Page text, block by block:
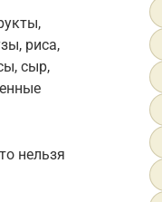
риса,
сыр,
нельзя